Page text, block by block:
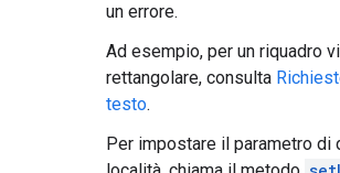
un errore.
Ad esempio, per un riquadro
rettangolare, consulta
testo.
Per impostare il parametro di